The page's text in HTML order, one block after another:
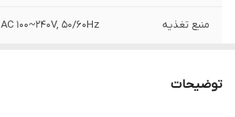
منبع تغذیه AC 100~240V, 50/60Hz
توضیحات